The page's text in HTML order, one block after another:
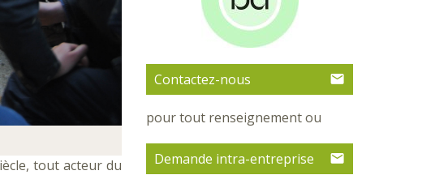
tout acteur du
Contactez-nous
pour tout renseignement ou
Demande intra-entreprise